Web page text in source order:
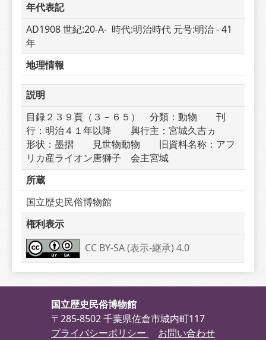
年代表記
AD1908 世紀:20-A-  時代:明治時代 元号:明治 - 41
年
地理情報
説明
目録２３９頁（３－６５）　分類：動物　　刊
行：明治４１年以降　　興行主：宮城久吉ヵ
形状：墨摺　　見世物動物　　旧資料名称：アフ
リカ産ライオン唐獅子　会主宮城
所蔵
国立歴史民俗博物館
権利表示
CC BY-SA (表示-継承) 4.0
国立歴史民俗博物館
〒285-8502 千葉県佐倉市城内町117
プライバシーポリシー
お問い合わせ